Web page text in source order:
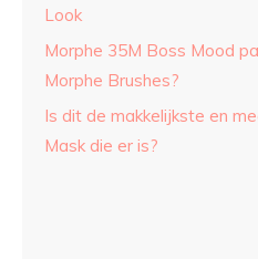
Look
Morphe 35M Boss Mood
Morphe Brushes?
Is dit de makkelijkste en
Mask die er is?